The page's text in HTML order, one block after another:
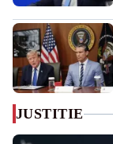
JUSTITIE